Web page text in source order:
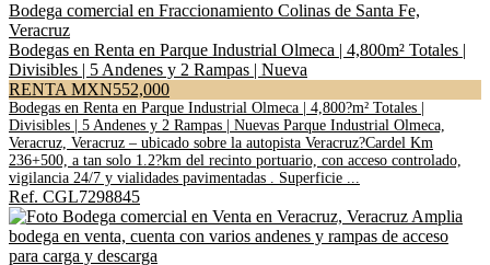
Bodega comercial en Fraccionamiento Colinas de Santa Fe,
Veracruz
Bodegas en Renta en Parque Industrial Olmeca | 4,800m² Totales |
Divisibles | 5 Andenes y 2 Rampas | Nueva
RENTA MXN552,000
Bodegas en Renta en Parque Industrial Olmeca | 4,800?m² Totales |
Divisibles | 5 Andenes y 2 Rampas | Nuevas Parque Industrial Olmeca,
Veracruz, Veracruz – ubicado sobre la autopista Veracruz?Cardel Km
236+500, a tan solo 1.2?km del recinto portuario, con acceso controlado,
vigilancia 24/7 y vialidades pavimentadas . Superficie ...
Ref. CGL7298845